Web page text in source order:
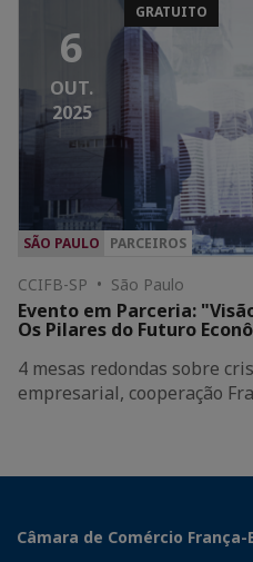
6
OUT.
2025
GRATUITO
SÃO PAULO PARCEIROS
CCIFB-SP • São Paulo
Evento em Parceria:
Os Pilares do Futuro
4 mesas redondas sobre
empresarial, cooperação
Câmara de Comércio França-